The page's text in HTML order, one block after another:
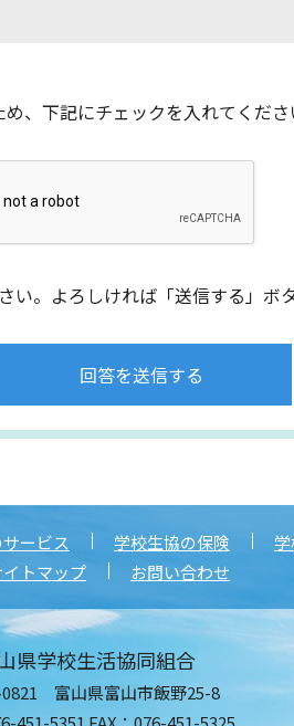
、下記にチェックを入れてくださ
。よろしければ「送信する」ボ
ービス 学校生協の保険
イトマップ
お問い合わせ
県学校生活協同組合
0821 富山県富山市飯野25-8